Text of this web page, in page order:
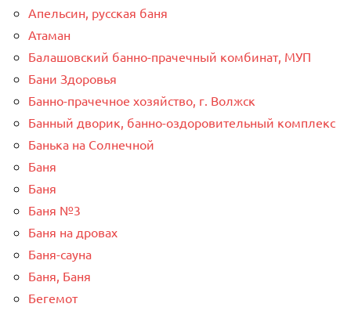
Апельсин, русская баня
Атаман
Балашовский банно-прачечный комбинат, МУП
Бани Здоровья
Банно-прачечное хозяйство, г. Волжск
Банный дворик, банно-оздоровительный комплекс
Банька на Солнечной
Баня
Баня
Баня №3
Баня на дровах
Баня-сауна
Баня, Баня
Бегемот